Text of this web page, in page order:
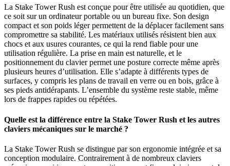
La Stake Tower Rush est conçue pour être utilisée au quotidien, que
ce soit sur un ordinateur portable ou un bureau fixe. Son design
compact et son poids léger permettent de la déplacer facilement sans
compromettre sa stabilité. Les matériaux utilisés résistent bien aux
chocs et aux usures courantes, ce qui la rend fiable pour une
utilisation régulière. La prise en main est naturelle, et le
positionnement du clavier permet une posture correcte même après
plusieurs heures d’utilisation. Elle s’adapte à différents types de
surfaces, y compris les plans de travail en verre ou en bois, grâce à
ses pieds antidérapants. L’ensemble du système reste stable, même
lors de frappes rapides ou répétées.
Quelle est la différence entre la Stake Tower Rush et les autres
claviers mécaniques sur le marché ?
La Stake Tower Rush se distingue par son ergonomie intégrée et sa
conception modulaire. Contrairement à de nombreux claviers